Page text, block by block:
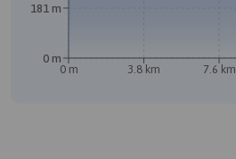
0 m 3.8 km 7.6 km
0 m
181 m